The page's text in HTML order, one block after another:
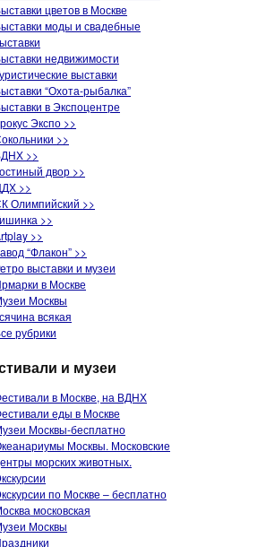
цветов в Москве
моды и свадебные
недвижимости
выставки
“Охота-рыбалка”
в Экспоцентре
Экспо >>
>>
>>
двор >>
>>
Олимпийский >>
>>
>>
“Флакон” >>
выставки и музеи
в Москве
Москвы
всякая
рубрики
и музеи
в Москве, на ВДНХ
еды в Москве
Москвы-бесплатно
Москвы. Московские
морских животных.
по Москве – бесплатно
московская
Москвы